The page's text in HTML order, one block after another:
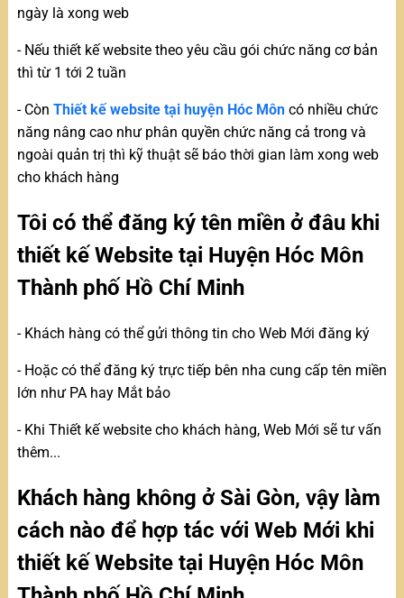
ngày là xong web
- Nếu thiết kế website theo yêu cầu gói chức năng cơ bản
thì từ 1 tới 2 tuần
- Còn Thiết kế website tại huyện Hóc Môncó nhiều chức
năng nâng cao như phân quyền chức năng cả trong và
ngoài quản trị thì kỹ thuật sẽ báo thời gian làm xong web
cho khách hàng
Tôi có thể đăng ký tên miền ở đâu khi
thiết kế Website tại Huyện Hóc Môn
Thành phố Hồ Chí Minh
- Khách hàng có thể gửi thông tin cho Web Mới đăng ký
- Hoặc có thể đăng ký trực tiếp bên nha cung cấp tên miền
lớn như PA hay Mắt bảo
- Khi Thiết kế website cho khách hàng, Web Mới sẽ tư vấn
thêm...
Khách hàng không ở Sài Gòn, vậy làm
cách nào để hợp tác với Web Mới khi
thiết kế Website tại Huyện Hóc Môn